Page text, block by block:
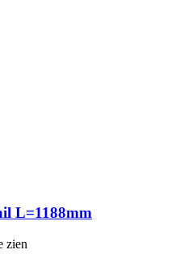
L=1188mm
zien